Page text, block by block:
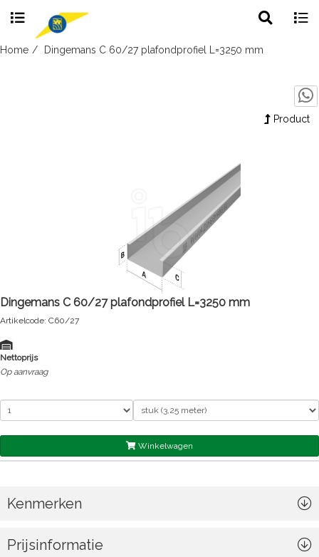
Skip
search
Home Dingemans C 60/27 plafondprofiel L=3250 mm
Product
Dingemans C 60/27 plafondprofiel L=3250 mm
Artikelcode: C60/27
Nettoprijs
Op aanvraag
Winkelwagen
Kenmerken
Prijsinformatie